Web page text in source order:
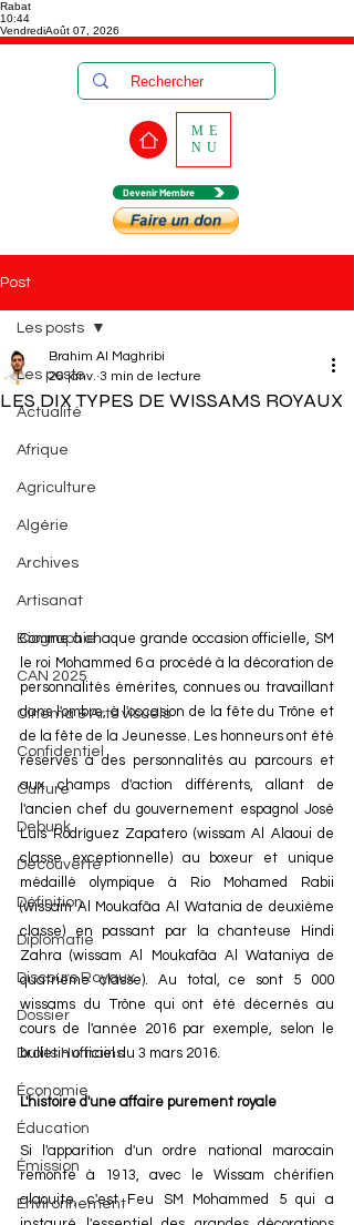
Rabat
10:44
VendrediAoût 07, 2026
Devenir Membre
ME
NU
Post
Les posts
Actualité
Afrique
Agriculture
Algérie
Archives
Artisanat
Biographie
CAN 2025
Cinéma & Arts visuels
Confidentiel
Culture
Debunk
Découverte
Définition
Diplomatie
Discours Royaux
Dossier
Droits Humains
Économie
Éducation
Émission
Environnement
Les posts
LES DIX TYPES DE WISSAMS ROYAUX
Brahim Al Maghribi
26 janv. 3 min de lecture
Comme à chaque grande occasion officielle, SM
le roi Mohammed 6 a procédé à la décoration de
personnalités émérites, connues ou travaillant
dans l'ombre, à l'occasion de la fête du Trône et
de la fête de la Jeunesse. Les honneurs ont été
réservés à des personnalités au parcours et
aux champs d'action différents, allant de
l'ancien chef du gouvernement espagnol José
Luis Rodríguez Zapatero (wissam Al Alaoui de
classe exceptionnelle) au boxeur et unique
médaillé olympique à Rio Mohamed Rabii
(wissam Al Moukafâa Al Watania de deuxième
classe) en passant par la chanteuse Hindi
Zahra (wissam Al Moukafâa Al Wataniya de
quatrième classe). Au total, ce sont 5 000
wissams du Trône qui ont été décernés au
cours de l'année 2016 par exemple, selon le
bulletin officiel du 3 mars 2016.
L'histoire d'une affaire purement royale
Si l'apparition d'un ordre national marocain
remonte à 1913, avec le Wissam chérifien
alaouite, c'est Feu SM Mohammed 5 qui a